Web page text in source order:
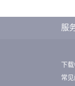
服
下
常